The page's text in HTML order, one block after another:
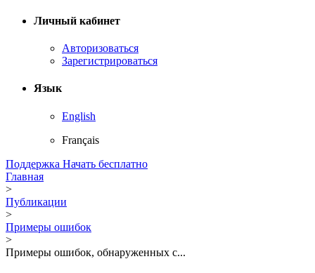
Личный кабинет
Авторизоваться
Зарегистрироваться
Язык
English
Français
Поддержка Начать бесплатно
Главная
>
Публикации
>
Примеры ошибок
>
Примеры ошибок, обнаруженных с...